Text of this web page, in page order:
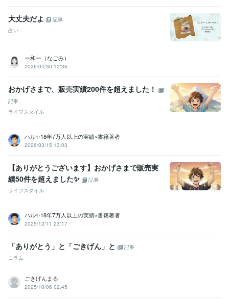
大丈夫だよ
記事
占い
ー和ー（なごみ）
2026/04/30 12:36
おかげさまで、販売実績200件を超えました！
記事
ライフスタイル
ハル✨18年7万人以上の実績×書籍著者
2026/03/15 13:03
【ありがとうございます】おかげさまで販売実
績50件を超えました✨
記事
ライフスタイル
ハル✨18年7万人以上の実績×書籍著者
2025/12/11 23:17
「ありがとう」と「ごきげん」と
記事
コラム
ごきげんまる
2025/10/06 02:45